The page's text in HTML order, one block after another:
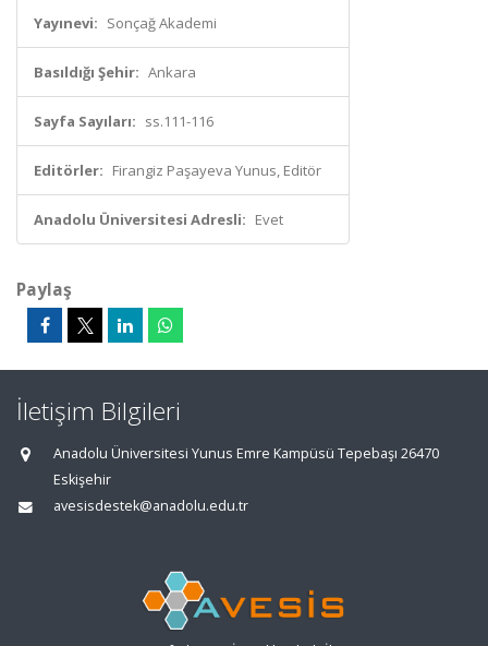
Yayınevi: Sonçağ Akademi
Basıldığı Şehir: Ankara
Sayfa Sayıları: ss.111-116
Editörler: Firangiz Paşayeva Yunus, Editör
Anadolu Üniversitesi Adresli: Evet
Paylaş
İletişim Bilgileri
Anadolu Üniversitesi Yunus Emre Kampüsü Tepebaşı 26470
Eskişehir
avesisdestek@anadolu.edu.tr